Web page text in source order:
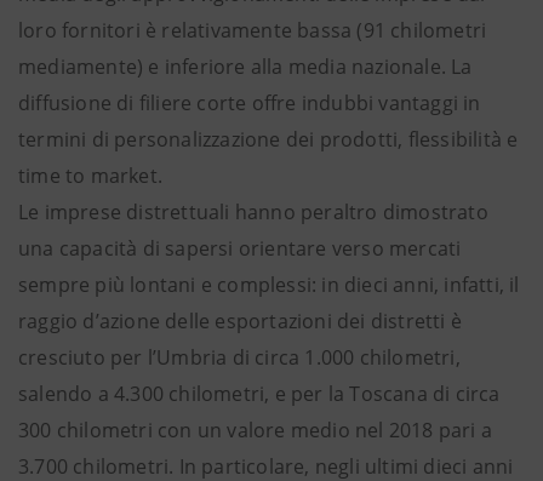
loro fornitori è relativamente bassa (91 chilometri
mediamente) e inferiore alla media nazionale. La
diffusione di filiere corte offre indubbi vantaggi in
termini di personalizzazione dei prodotti, flessibilità e
time to market.
Le imprese distrettuali hanno peraltro dimostrato
una capacità di sapersi orientare verso mercati
sempre più lontani e complessi: in dieci anni, infatti, il
raggio d’azione delle esportazioni dei distretti è
cresciuto per l’Umbria di circa 1.000 chilometri,
salendo a 4.300 chilometri, e per la Toscana di circa
300 chilometri con un valore medio nel 2018 pari a
3.700 chilometri. In particolare, negli ultimi dieci anni